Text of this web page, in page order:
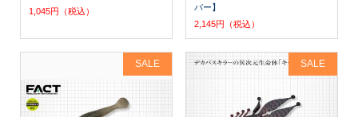
1,045円（税込）
バー】
2,145円（税込）
SALE SALE